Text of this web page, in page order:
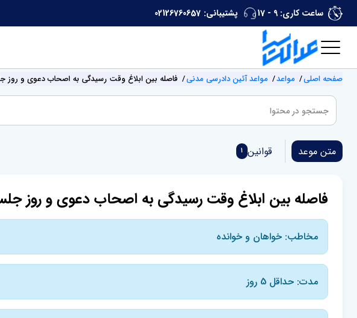
ساعت کاری: 9 - 17 پشتیبانی: 02126760657
صفحه اصلی مواعد مواعد آئین دادرسی مدنی فاصله بین ابلاغ وقت رسیدگی به اصحاب دعوی و روز
متن موعد قوانین 1
فاصله بین ابلاغ وقت رسیدگی به اصحاب دعوی و روز
مخاطب: خواهان و خوانده
مدت: حداقل 5 روز